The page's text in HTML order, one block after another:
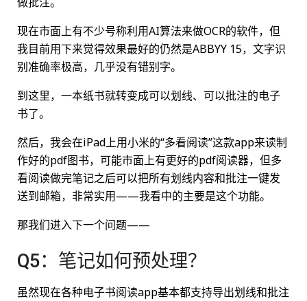
现在市面上有不少号称利用AI算法来做OCR的软件，但
我目前用下来觉得效果最好的仍然是ABBYY 15，文字识
别准确率极高，几乎没有错别字。
到这里，一本纸书就转变成可以划线、可以批注的电子
书了。
然后，我会在iPad上用小米的“多看阅读”这款app来读制
作好的pdf图书，可能市面上有更好的pdf阅读器，但多
看阅读做完笔记之后可以把所有划线内容和批注一键发
送到邮箱，非常实用——我看中的主要是这个功能。
那我们进入下一个问题——
Q5：笔记如何预处理？
虽然现在各种电子书阅读app基本都支持导出划线和批注